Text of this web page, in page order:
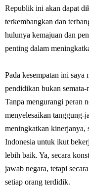
Republik ini akan dapat
terkembangkan dan
hulunya kemajuan dan
penting dalam
Pada kesempatan ini
pendidikan bukan semata-
Tanpa mengurangi peran
menyelesaikan tanggung-
meningkatkan kinerjanya,
Indonesia untuk ikut
lebih baik. Ya, secara
jawab negara, tetapi
setiap orang terdidik.